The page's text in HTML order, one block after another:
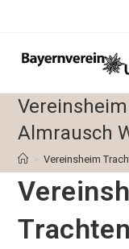
Almrausch
> Vereinsheim